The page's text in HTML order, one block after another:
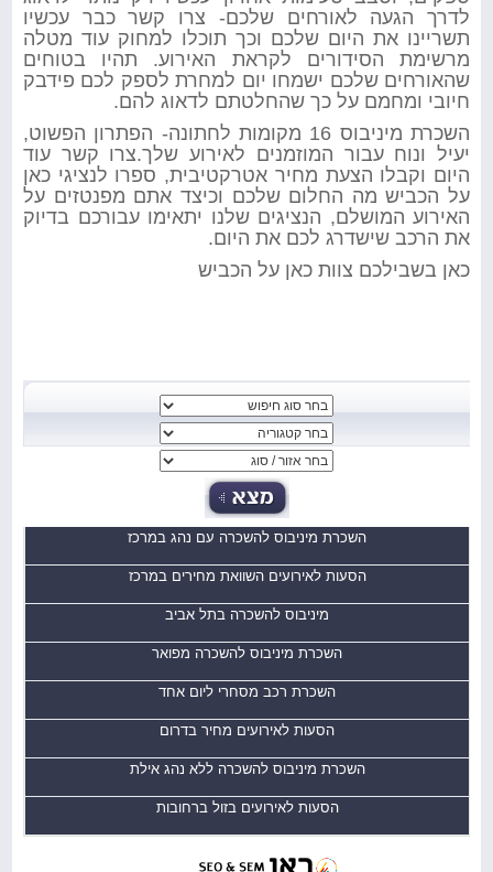
לדרך הגעה לאורחים שלכם- צרו קשר כבר עכשיו
תשריינו את היום שלכם וכך תוכלו למחוק עוד מטלה
מרשימת הסידורים לקראת האירוע. תהיו בטוחים
שהאורחים שלכם ישמחו יום למחרת לספק לכם פידבק
חיובי ומחמם על כך שהחלטתם לדאוג להם.
השכרת מיניבוס 16 מקומות לחתונה- הפתרון הפשוט,
יעיל ונוח עבור המוזמנים לאירוע שלך.צרו קשר עוד
היום וקבלו הצעת מחיר אטרקטיבית, ספרו לנציגי כאן
על הכביש מה החלום שלכם וכיצד אתם מפנטזים על
האירוע המושלם, הנציגים שלנו יתאימו עבורכם בדיוק
את הרכב שישדרג לכם את היום.
כאן בשבילכם צוות כאן על הכביש
השכרת מיניבוס להשכרה עם נהג במרכז
הסעות לאירועים השוואת מחירים במרכז
מיניבוס להשכרה בתל אביב
השכרת מיניבוס להשכרה מפואר
השכרת רכב מסחרי ליום אחד
הסעות לאירועים מחיר בדרום
השכרת מיניבוס להשכרה ללא נהג אילת
הסעות לאירועים בזול ברחובות